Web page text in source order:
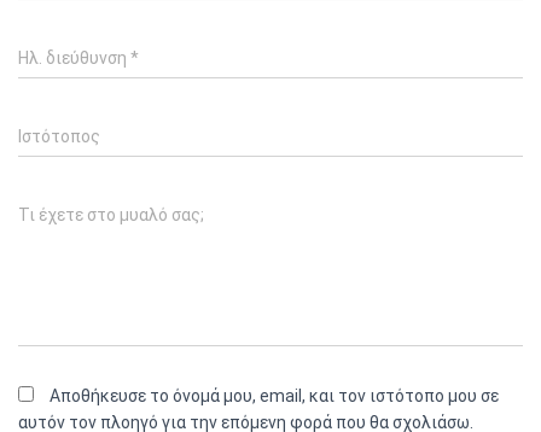
Ηλ. διεύθυνση *
Ιστότοπος
Τι έχετε στο μυαλό σας;
Αποθήκευσε το όνομά μου, email, και τον ιστότοπο μου σε
αυτόν τον πλοηγό για την επόμενη φορά που θα σχολιάσω.